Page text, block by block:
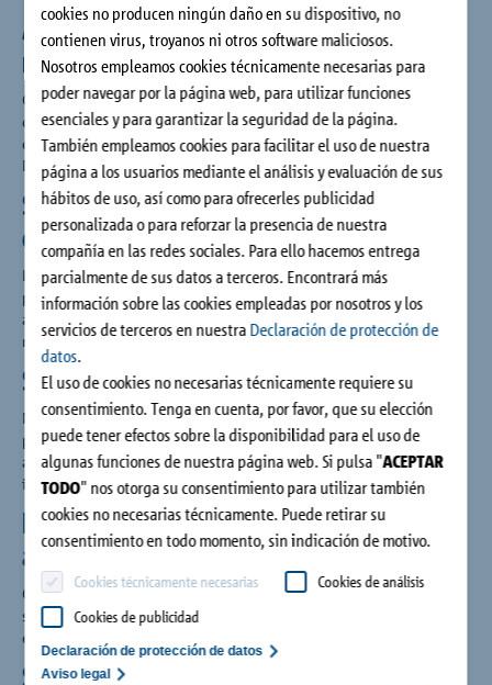
cookies no producen ningún daño en su dispositivo, no
contienen virus, troyanos ni otros software maliciosos.
Nosotros empleamos cookies técnicamente necesarias para
poder navegar por la página web, para utilizar funciones
esenciales y para garantizar la seguridad de la página.
También empleamos cookies para facilitar el uso de nuestra
página a los usuarios mediante el análisis y evaluación de sus
hábitos de uso, así como para ofrecerles publicidad
personalizada o para reforzar la presencia de nuestra
compañía en las redes sociales. Para ello hacemos entrega
parcialmente de sus datos a terceros. Encontrará más
información sobre las cookies empleadas por nosotros y los
servicios de terceros en nuestra Declaración de protección de
datos.
El uso de cookies no necesarias técnicamente requiere su
consentimiento. Tenga en cuenta, por favor, que su elección
puede tener efectos sobre la disponibilidad para el uso de
algunas funciones de nuestra página web. Si pulsa "ACEPTAR
TODO" nos otorga su consentimiento para utilizar también
cookies no necesarias técnicamente. Puede retirar su
consentimiento en todo momento, sin indicación de motivo.
Cookies técnicamente necesarias
Cookies de análisis
Cookies de publicidad
Declaración de protección de datos
Aviso legal
Amortiguación acústica de máximo
nivel
Con Schöck Tronsole®, el nivel de protección acústica de
calidad III VDI 4100 se convierte en estándar en escaleras. En
determinados tipos del producto se alcanza incluso la clase A
DEGA.
Sistema integral: adecuado para cada
escalera
Los diversos modelos de Schöck Tronsole® están
perfectamente adaptados entre sí y garantizan un aislamiento
acústico efectivo en todos los entornos, tanto en escaleras
rectas como en espiral.
Seguridad con la línea azul
Nuestros sistemas de protección acústica frente al impacto
presentan tanto en el diseño como en la ejecución una línea
azul, que rodea la escalera que va a aislarse. Para una
insonorización segura.
Instalación simple y sin puentes
acústicos
Con los productos listos para el montaje de Schöck Tronsole®
se cierran también las juntas y de ese modo se evitan errores
en la instalación. Para una ejecución sin puentes acústicos
Seguridad de planificación